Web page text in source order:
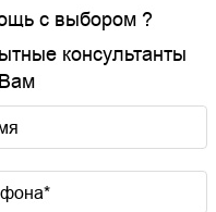
с выбором ?
консультанты